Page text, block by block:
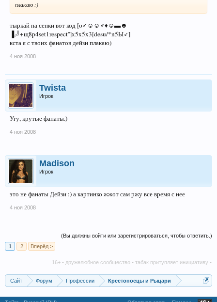
плакаю :)
тыркай на сенки вот код [o♂☺☺♂♦☺▬☻
▐,╝+щ8р4set1respect'']x5x5x3[desu/*n5Ы♂]
кста я с твоих фанатов дейзи плакаю)
4 ноя 2008
Twista
Игрок
Угу, крутые фанаты.)
4 ноя 2008
Madison
Игрок
это не фанаты Дейзи :) а картинко жжот сам ржу все время с нее
4 ноя 2008
(Вы должны войти или зарегистрироваться, чтобы ответить.)
1
2 Вперёд >
16+ • дружелюбное сообщество • табак притупляет инициативу •
Сайт Форум Профессии Крестоносцы и Рыцари